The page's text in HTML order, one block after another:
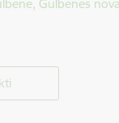
Gulbenes